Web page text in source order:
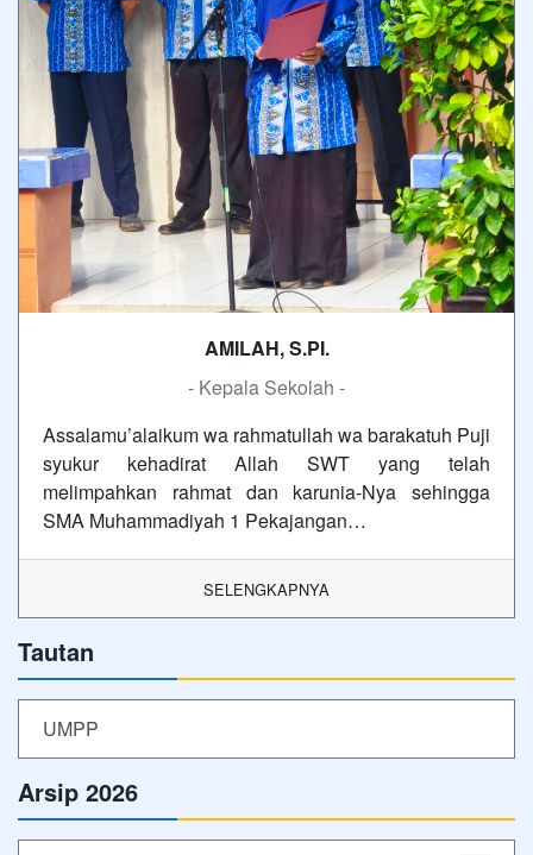
AMILAH, S.PI.
- Kepala Sekolah -
Assalamu’alaikum wa rahmatullah wa barakatuh Puji
syukur kehadirat Allah SWT yang telah
melimpahkan rahmat dan karunia-Nya sehingga
SMA Muhammadiyah 1 Pekajangan…
SELENGKAPNYA
Tautan
UMPP
Arsip 2026